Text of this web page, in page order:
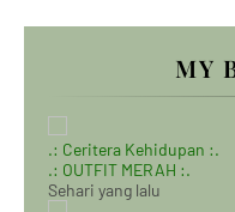
MY
.: Ceritera Kehidupan :.
.: OUTFIT MERAH :.
Sehari yang lalu